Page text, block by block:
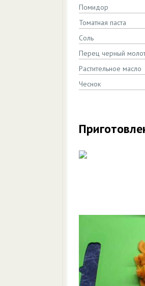
Помидор
Томатная паста
Соль
Перец черный
Растительное масло
Чеснок